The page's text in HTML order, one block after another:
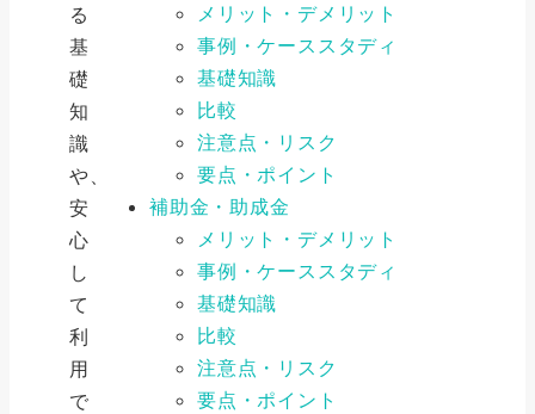
る
基
礎
知
識
や、
安
心
し
て
利
用
で
メリット・デメリット
事例・ケーススタディ
基礎知識
比較
注意点・リスク
要点・ポイント
補助金・助成金
メリット・デメリット
事例・ケーススタディ
基礎知識
比較
注意点・リスク
要点・ポイント